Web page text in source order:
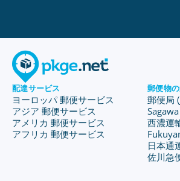
配達サービス
ヨーロッパ 郵便サービス
アジア 郵便サービス
アメリカ 郵便サービス
アフリカ 郵便サービス
郵便物
郵便局
西濃運
日本通
佐川急